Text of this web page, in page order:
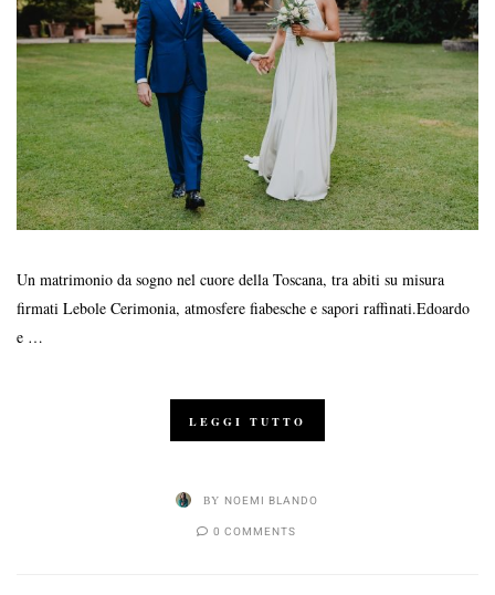
Un matrimonio da sogno nel cuore della Toscana, tra abiti su misura
firmati Lebole Cerimonia, atmosfere fiabesche e sapori raffinati.Edoardo
e …
LEGGI TUTTO
BY NOEMI BLANDO
0 COMMENTS